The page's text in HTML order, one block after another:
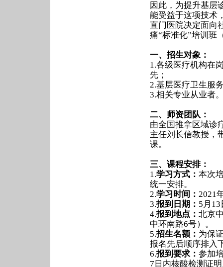
因此，为提升基层
能受益于这项技术
直门医院决定面向
痛“标准化”培训班
一、招生对象：
1.各级医疗机构在
先；
2.基层医疗卫生服
3.相关专业从业者
二、师资团队：
由全国推拿区域诊
主任刘长信教授，
课。
三、课程安排：
1.学习方式： 本次
统一安排。
2.学习时间： 2021
3.报到日期： 5月13
4.报到地点： 北京
中环南路6号）。
5.招生名额： 为保
报名先后顺序排入
6.报到要求： 参加
7日内核酸检测证